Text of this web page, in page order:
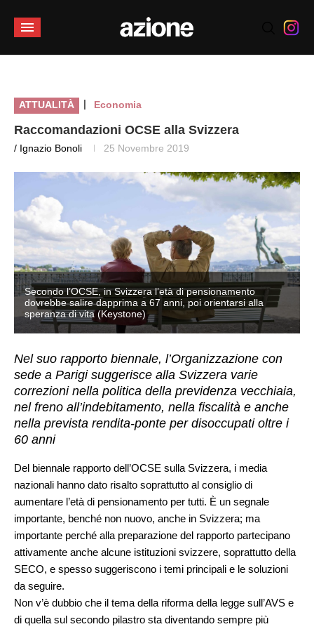
ATTUALITÀ | Economia
Raccomandazioni OCSE alla Svizzera
/ Ignazio Bonoli 25 Novembre 2019
Secondo l’OCSE, in Svizzera l’età di pensionamento
dovrebbe salire dapprima a 67 anni, poi orientarsi alla
speranza di vita (Keystone)
Nel suo rapporto biennale, l’Organizzazione con
sede a Parigi suggerisce alla Svizzera varie
correzioni nella politica della previdenza vecchiaia,
nel freno all’indebitamento, nella fiscalità e anche
nella prevista rendita-ponte per disoccupati oltre i
60 anni
Del biennale rapporto dell’OCSE sulla Svizzera, i media
nazionali hanno dato risalto soprattutto al consiglio di
aumentare l’età di pensionamento per tutti. È un segnale
importante, benché non nuovo, anche in Svizzera; ma
importante perché alla preparazione del rapporto partecipano
attivamente anche alcune istituzioni svizzere, soprattutto della
SECO, e spesso suggeriscono i temi principali e le soluzioni
da seguire.
Non v’è dubbio che il tema della riforma della legge sull’AVS e
di quella sul secondo pilastro sta diventando sempre più